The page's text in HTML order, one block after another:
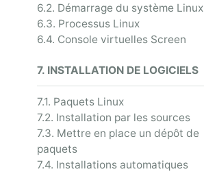
6.2. Démarrage du système Linux
6.3. Processus Linux
6.4. Console virtuelles Screen
7. INSTALLATION DE LOGICIELS
7.1. Paquets Linux
7.2. Installation par les sources
7.3. Mettre en place un dépôt de
paquets
7.4. Installations automatiques